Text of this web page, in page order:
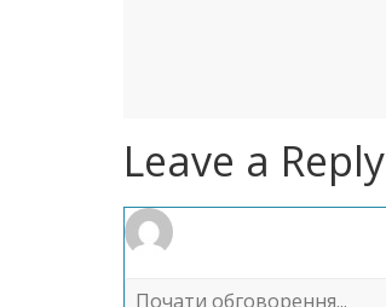
Leave a Reply